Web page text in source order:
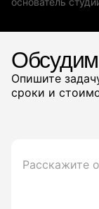
Опишите
сроки и